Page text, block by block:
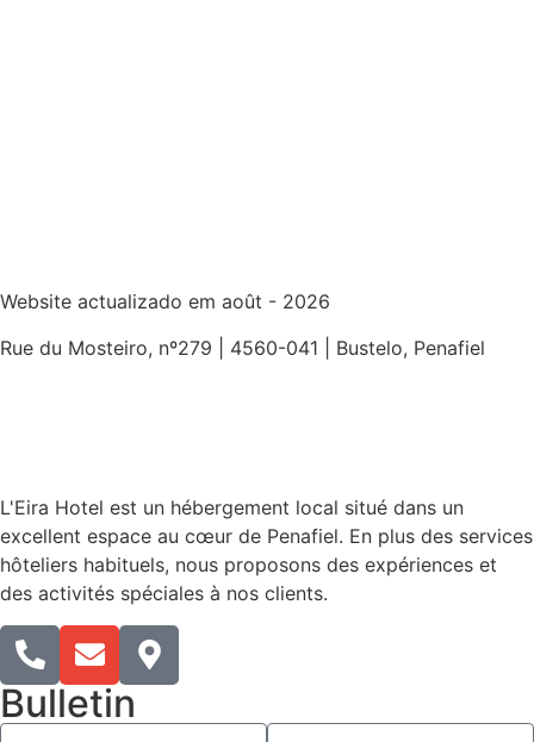
Website actualizado em août - 2026
Rue du Mosteiro, nº279 | 4560-041 | Bustelo, Penafiel
L'Eira Hotel est un hébergement local situé dans un
excellent espace au cœur de Penafiel. En plus des services
hôteliers habituels, nous proposons des expériences et
des activités spéciales à nos clients.
Bulletin